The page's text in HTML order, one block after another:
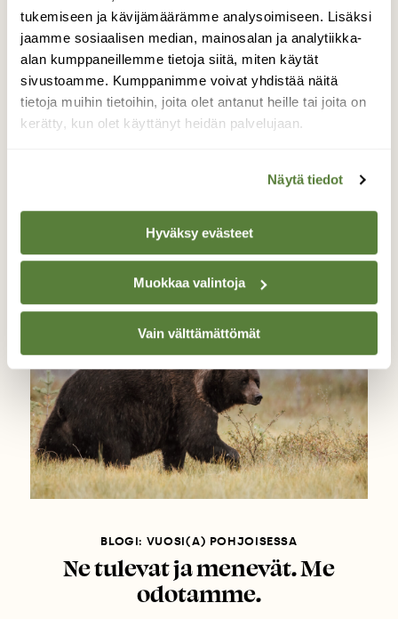
tukemiseen ja kävijämäärämme analysoimiseen. Lisäksi
jaamme sosiaalisen median, mainosalan ja analytiikka-
alan kumppaneillemme tietoja siitä, miten käytät
sivustoamme. Kumppanimme voivat yhdistää näitä
tietoja muihin tietoihin, joita olet antanut heille tai joita on
kerätty, kun olet käyttänyt heidän palvelujaan.
Näytä tiedot
Hyväksy evästeet
Muokkaa valintoja
Vain välttämättömät
BLOGI: VUOSI(A) POHJOISESSA
Valokuvaajien vaellus
BLOGI: VUOSI(A) POHJOISESSA
Ne tulevat ja menevät. Me
odotamme.